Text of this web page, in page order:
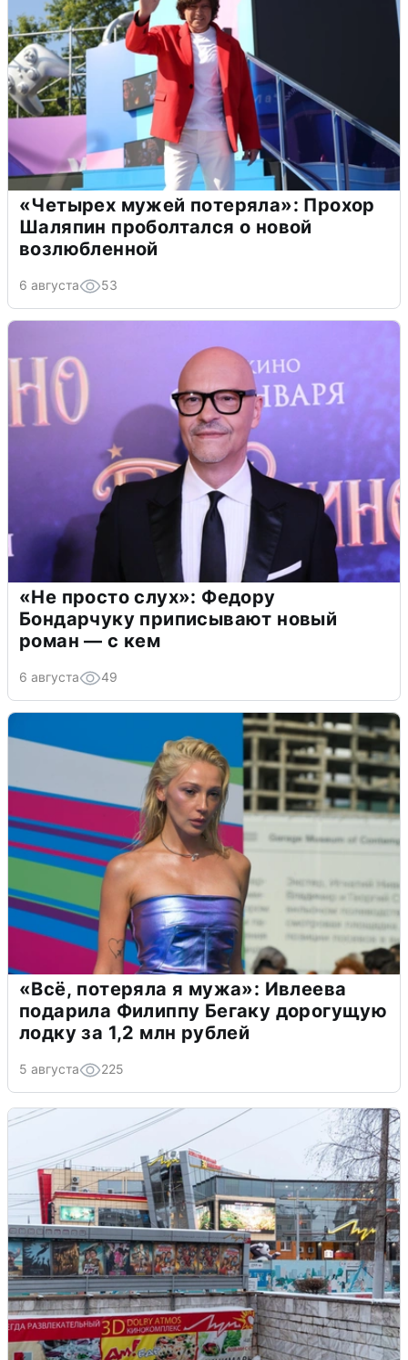
«Четырех мужей потеряла»: Прохор
Шаляпин проболтался о новой
возлюбленной
6 августа 53
«Не просто слух»: Федору
Бондарчуку приписывают новый
роман — с кем
6 августа 49
«Всё, потеряла я мужа»: Ивлеева
подарила Филиппу Бегаку дорогущую
лодку за 1,2 млн рублей
5 августа 225